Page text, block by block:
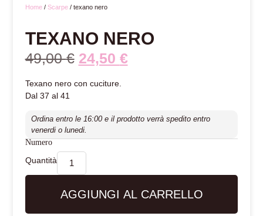
Home/ Scarpe/ texano nero
TEXANO NERO
49,00€ 24,50 €
Texano nero con cuciture.
Dal 37 al 41
Ordina entro le 16:00 e il prodotto verrà spedito entro
venerdi o lunedi.
Numero
AGGIUNGI AL CARRELLO